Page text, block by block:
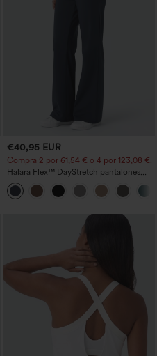
+23
€40,95 EUR
Compra 2 por 61,54 € o 4 por 123,08 €.
Halara Flex™ DayStretch pantalones
acampanados de trabajo de tiro medio
con bolsillo lateral con cremallera